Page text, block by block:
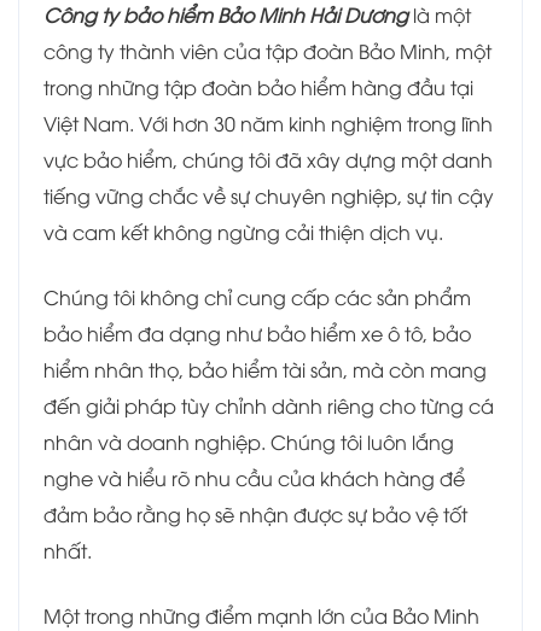
Công ty bảo hiểm Bảo Minh Hải Dươnglà một
công ty thành viên của tập đoàn Bảo Minh, một
trong những tập đoàn bảo hiểm hàng đầu tại
Việt Nam. Với hơn 30 năm kinh nghiệm trong lĩnh
vực bảo hiểm, chúng tôi đã xây dựng một danh
tiếng vững chắc về sự chuyên nghiệp, sự tin cậy
và cam kết không ngừng cải thiện dịch vụ.
Chúng tôi không chỉ cung cấp các sản phẩm
bảo hiểm đa dạng như bảo hiểm xe ô tô, bảo
hiểm nhân thọ, bảo hiểm tài sản, mà còn mang
đến giải pháp tùy chỉnh dành riêng cho từng cá
nhân và doanh nghiệp. Chúng tôi luôn lắng
nghe và hiểu rõ nhu cầu của khách hàng để
đảm bảo rằng họ sẽ nhận được sự bảo vệ tốt
nhất.
Một trong những điểm mạnh lớn của Bảo Minh